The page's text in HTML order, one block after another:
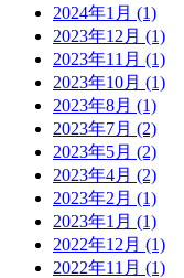
2024年1月 (1)
2023年12月 (1)
2023年11月 (1)
2023年10月 (1)
2023年8月 (1)
2023年7月 (2)
2023年5月 (2)
2023年4月 (2)
2023年2月 (1)
2023年1月 (1)
2022年12月 (1)
2022年11月 (1)